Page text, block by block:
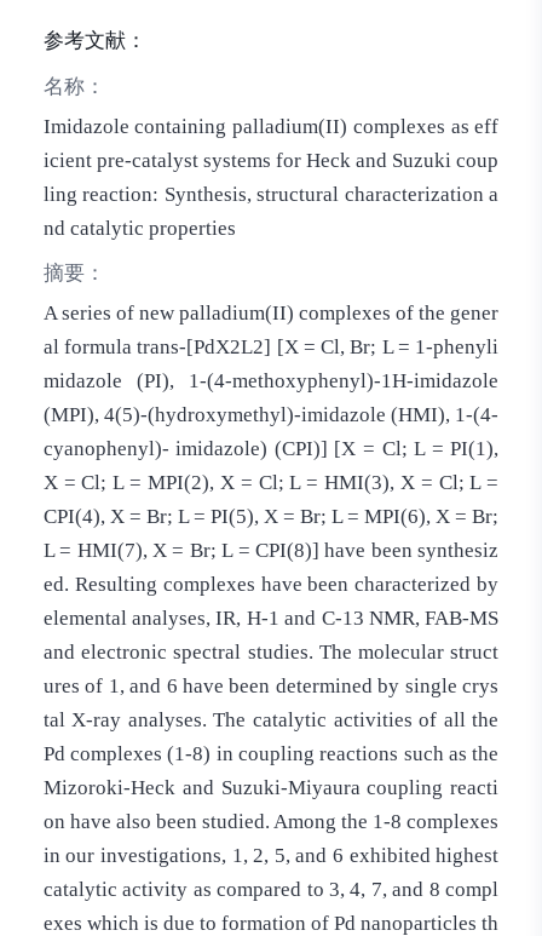
参考文献：
名称：
Imidazole containing palladium(II) complexes as eff
icient pre-catalyst systems for Heck and Suzuki coup
ling reaction: Synthesis, structural characterization a
nd catalytic properties
摘要：
A series of new palladium(II) complexes of the gener
al formula trans-[PdX2L2] [X = Cl, Br; L = 1-phenyli
midazole (PI), 1-(4-methoxyphenyl)-1H-imidazole
(MPI), 4(5)-(hydroxymethyl)-imidazole (HMI), 1-(4-
cyanophenyl)- imidazole) (CPI)] [X = Cl; L = PI(1),
X = Cl; L = MPI(2), X = Cl; L = HMI(3), X = Cl; L =
CPI(4), X = Br; L = PI(5), X = Br; L = MPI(6), X = Br;
L = HMI(7), X = Br; L = CPI(8)] have been synthesiz
ed. Resulting complexes have been characterized by
elemental analyses, IR, H-1 and C-13 NMR, FAB-MS
and electronic spectral studies. The molecular struct
ures of 1, and 6 have been determined by single crys
tal X-ray analyses. The catalytic activities of all the
Pd complexes (1-8) in coupling reactions such as the
Mizoroki-Heck and Suzuki-Miyaura coupling reacti
on have also been studied. Among the 1-8 complexes
in our investigations, 1, 2, 5, and 6 exhibited highest
catalytic activity as compared to 3, 4, 7, and 8 compl
exes which is due to formation of Pd nanoparticles th